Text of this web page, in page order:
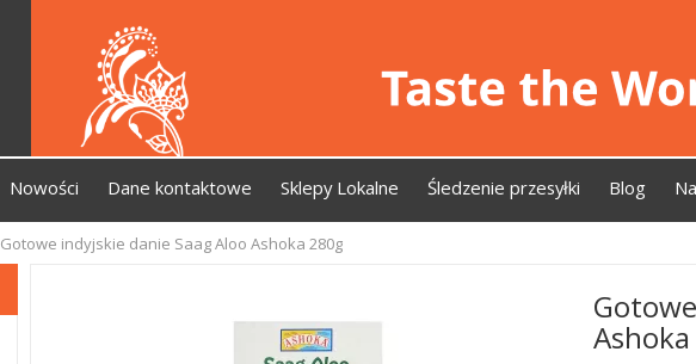
Nowości Dane kontaktowe Sklepy Lokalne Śledzenie przesyłki Blog
Gotowe indyjskie danie Saag Aloo Ashoka 280g